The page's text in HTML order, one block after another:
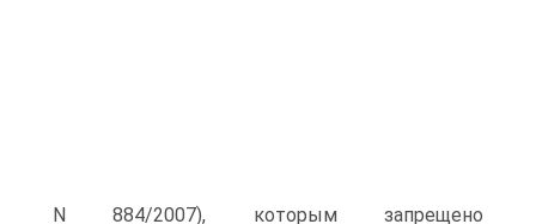
N 884/2007), которым запрещено